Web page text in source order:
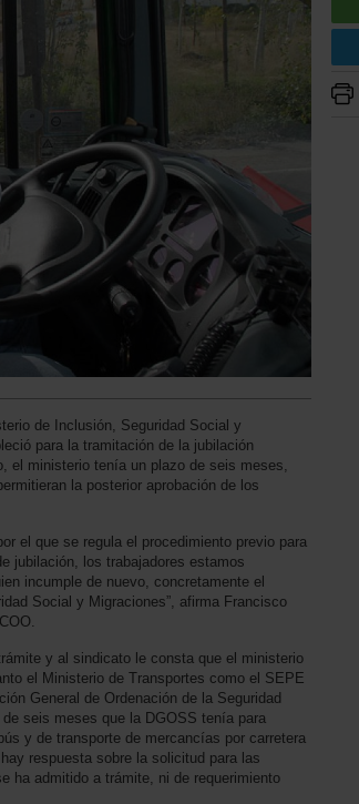
de Inclusión, Seguridad Social y
para la tramitación de la jubilación
el ministerio tenía un plazo de seis meses,
la posterior aprobación de los
el que se regula el procedimiento previo para
jubilación, los trabajadores estamos
incumple de nuevo, concretamente el
Social y Migraciones”, afirma Francisco
y al sindicato le consta que el ministerio
el Ministerio de Transportes como el SEPE
General de Ordenación de la Seguridad
seis meses que la DGOSS tenía para
y de transporte de mercancías por carretera
respuesta sobre la solicitud para las
ha admitido a trámite, ni de requerimiento